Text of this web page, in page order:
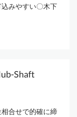
みやすい〇木下
Shaft
合せで的確に締